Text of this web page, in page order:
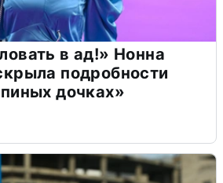
в ад!» Нонна
подробности
дочках»